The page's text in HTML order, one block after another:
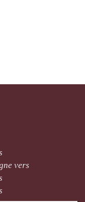
vers